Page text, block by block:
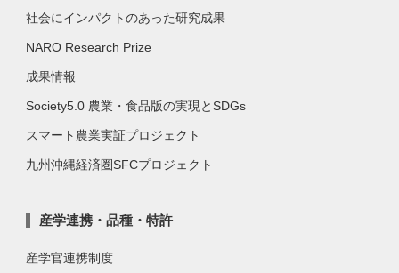
社会にインパクトのあった研究成果
NARO Research Prize
成果情報
Society5.0 農業・食品版の実現とSDGs
スマート農業実証プロジェクト
九州沖縄経済圏SFCプロジェクト
産学連携・品種・特許
産学官連携制度